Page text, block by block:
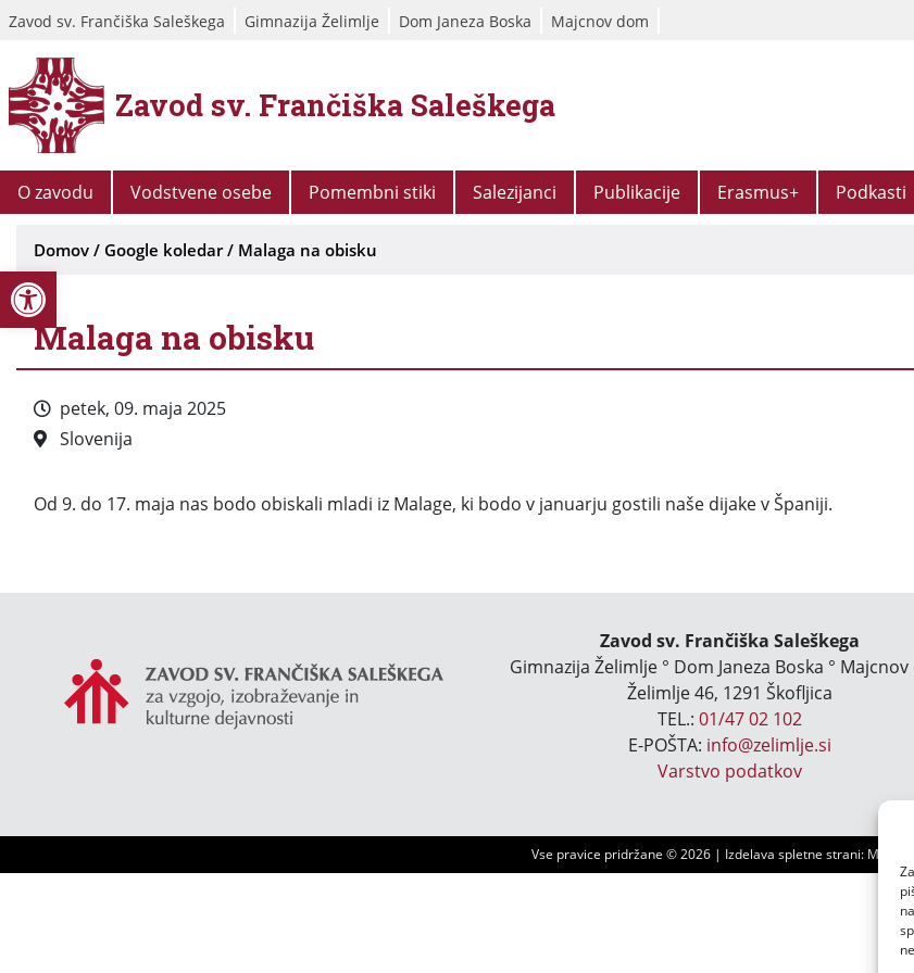
Open toolbar
Zavod sv. Frančiška Saleškega Gimnazija Želimlje Dom Janeza Boska Majcnov dom
Zavod sv. Frančiška Saleškega
O zavodu Vodstvene osebe Pomembni stiki Salezijanci Publikacije Erasmus+ Podkasti
Domov / Google koledar/ Malaga na obisku
Malaga na obisku
petek, 09. maja 2025
Slovenija
Od 9. do 17. maja nas bodo obiskali mladi iz Malage, ki bodo v januarju gostili naše dijake v Španiji.
Zavod sv. Frančiška Saleškega
Gimnazija Želimlje ° Dom Janeza Boska °
Želimlje 46, 1291 Škofljica
TEL.:01/47 02 102
E-POŠTA: info@zelimlje.si
Varstvo podatkov
Vse pravice pridržane ©2026 | Izdelava spletne strani: Ms3